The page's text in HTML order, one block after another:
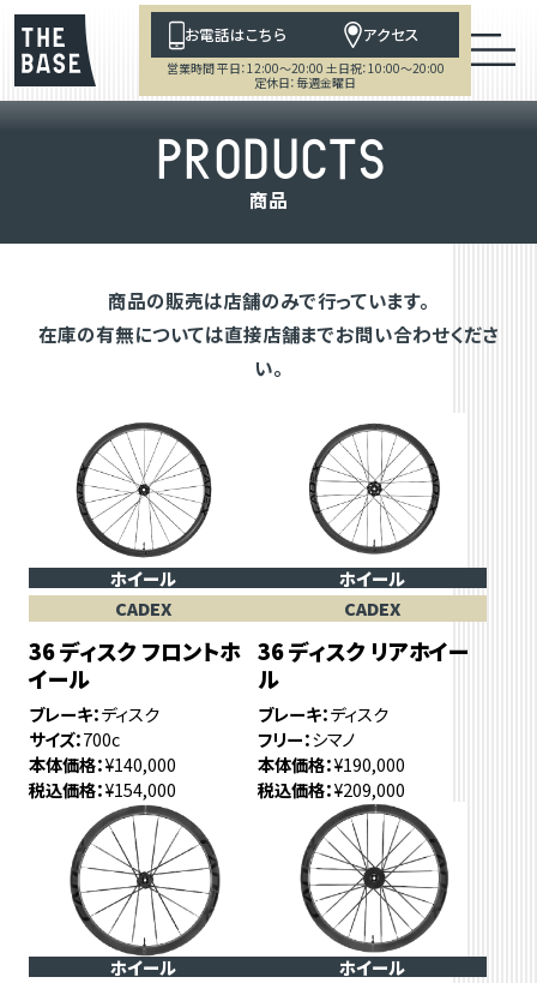
お電話はこちら アクセス
営業時間 平日：12:00～20:00 土日祝：10:00～20:00
定休日：毎週金曜日
PRODUCTS
商品
商品の販売は店舗のみで行っています。
在庫の有無については直接店舗までお問い合わせくださ
い。
ホイール
CADEX
36 ディスク フロントホ
イール
ブレーキ ディスク
サイズ 700c
本体価格 ¥140,000
税込価格 ¥154,000
ホイール
CADEX
36 ディスク リアホイー
ル
ブレーキ ディスク
フリー シマノ
本体価格 ¥190,000
税込価格 ¥209,000
ホイール
ホイール